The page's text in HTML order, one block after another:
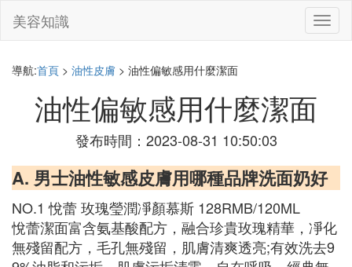
切
換
美容知識
導航:首頁 > 油性皮膚 > 油性偏敏感用什麼潔面
油性偏敏感用什麼潔面
發布時間：2023-08-31 10:50:03
A. 男士油性敏感皮膚用哪種品牌洗面奶好
NO.1 悅蕾 玫瑰瑩潤凈顏慕斯 128RMB/120ML
悅蕾潔面富含氨基酸配方，融合珍貴玫瑰精華，凈化
無殘留配方，毛孔無殘留，肌膚清爽透亮;有效洗去9